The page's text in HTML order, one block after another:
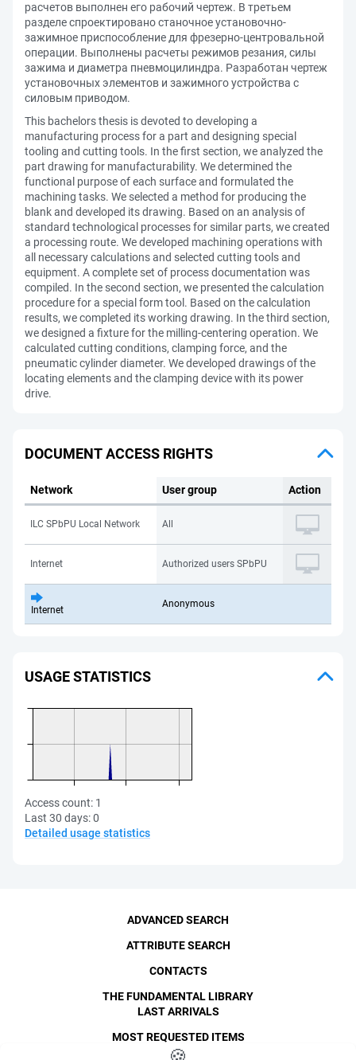
расчетов выполнен его рабочий чертеж. В третьем
разделе спроектировано станочное установочно-
зажимное приспособление для фрезерно-центровальной
операции. Выполнены расчеты режимов резания, силы
зажима и диаметра пневмоцилиндра. Разработан чертеж
установочных элементов и зажимного устройства с
силовым приводом.
This bachelors thesis is devoted to developing a
manufacturing process for a part and designing special
tooling and cutting tools. In the first section, we analyzed the
part drawing for manufacturability. We determined the
functional purpose of each surface and formulated the
machining tasks. We selected a method for producing the
blank and developed its drawing. Based on an analysis of
standard technological processes for similar parts, we created
a processing route. We developed machining operations with
all necessary calculations and selected cutting tools and
equipment. A complete set of process documentation was
compiled. In the second section, we presented the calculation
procedure for a special form tool. Based on the calculation
results, we completed its working drawing. In the third section,
we designed a fixture for the milling-centering operation. We
calculated cutting conditions, clamping force, and the
pneumatic cylinder diameter. We developed drawings of the
locating elements and the clamping device with its power
drive.
DOCUMENT ACCESS RIGHTS
Network User group Action
ILC SPbPU Local Network All
Internet Authorized users SPbPU
Internet
Anonymous
USAGE STATISTICS
Access count: 1
Last 30 days:0
Detailed usage statistics
SPbPU, 1996-2026
ADVANCED SEARCH
ATTRIBUTE SEARCH
CONTACTS
THE FUNDAMENTAL LIBRARY
LAST ARRIVALS
MOST REQUESTED ITEMS